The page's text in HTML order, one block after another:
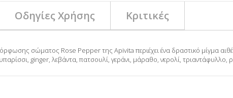
Οδηγίες Χρήσης Κριτικές
σώματος Rose Pepper της Apivita περιέχει ένα δραστικό μίγμα
ginger, λεβάντα, πατσουλί, γεράνι, μάραθο, νερολί, τριαντάφυλλο,